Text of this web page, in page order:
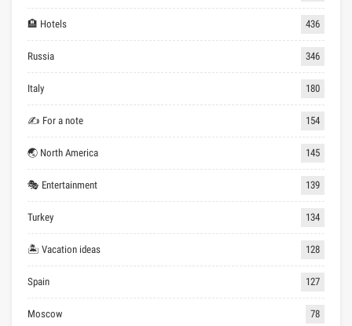
🏨 Hotels 436
Russia 346
Italy 180
✍ For a note 154
🌏 North America 145
🎭 Entertainment 139
Turkey 134
🏝 Vacation ideas 128
Spain 127
Moscow 78